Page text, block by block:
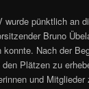
wurde pünktlich an
Bruno
konnte. Nach der
Plätzen zu
und Mitglieder